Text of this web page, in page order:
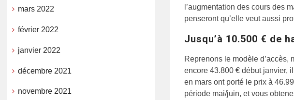
l’augmentation des cours des
penseront qu’elle veut aussi
Jusqu’à 10.500 € de
Reprenons le modèle d’accès,
encore 43.800 € début janvier,
en mars ont porté le prix à
période mai/juin, et vous
mars 2022
février 2022
janvier 2022
décembre 2021
novembre 2021